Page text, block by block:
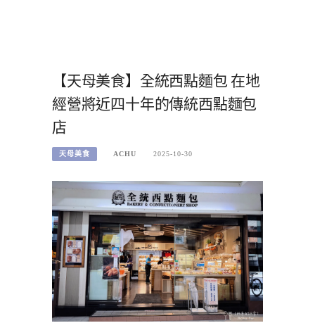
【天母美食】全統西點麵包 在地
經營將近四十年的傳統西點麵包
店
天母美食 ACHU 2025-10-30